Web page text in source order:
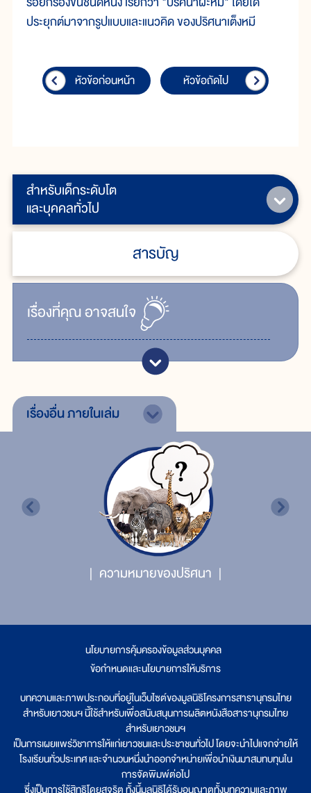
สำหรับเด็กระดับโต
และบุคคลทั่วไป
สารบัญ
เรื่ิองที่คุณอาจสนใจ
ประยุกต์มาจากรูปแบบและแนวคิด ของปริศนาเต็งหมี
หัวข้อก่อนหน้า หัวข้อถัดไป
เรื่องอื่นภายในเล่ม
ความหมายของปริศนา
นโยบายการคุ้มครองข้อมูลส่วนบุคคล
ข้อกำหนดและนโยบายการให้บริการ
บทความและภาพประกอบที่อยู่ในเว็บไซต์ของมูลนิธิโครงการสารานุกรมไทย
สำหรับเยาวชนฯ นี้ใช้สำหรับเพื่อสนับสนุนการผลิตหนังสือสารานุกรมไทย
สำหรับเยาวชนฯ
เป็นการเผยแพร่วิชาการให้แก่เยาวชนและประชาชนทั่วไป โดยจะนำไปแจกจ่ายให้
โรงเรียนทั่วประเทศ และจำนวนหนึ่งนำออกจำหน่ายเพื่อนำเงินมาสมทบทุนใน
การจัดพิมพ์ต่อไป
ซึ่งเป็นการใช้สิทธิโดยสุจริต ทั้งนี้มูลนิธิได้รับอนุญาตทั้งบทความและภาพ